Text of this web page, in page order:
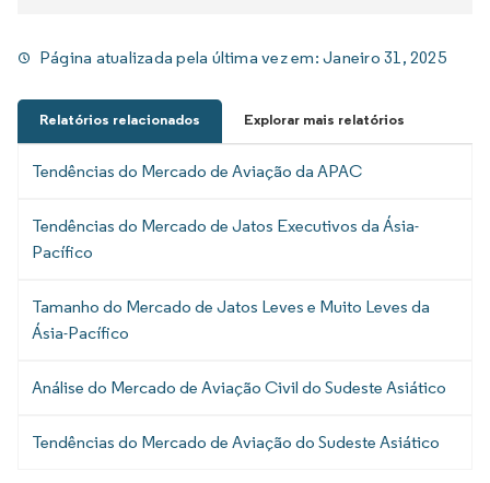
Página atualizada pela última vez em:Janeiro 31, 2025
Relatórios relacionados Explorar mais relatórios
Tendências do Mercado de Aviação da APAC
Tendências do Mercado de Jatos Executivos da Ásia-
Pacífico
Tamanho do Mercado de Jatos Leves e Muito Leves da
Ásia-Pacífico
Análise do Mercado de Aviação Civil do Sudeste Asiático
Tendências do Mercado de Aviação do Sudeste Asiático